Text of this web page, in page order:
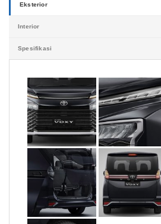
Eksterior
Interior
Spesifikasi